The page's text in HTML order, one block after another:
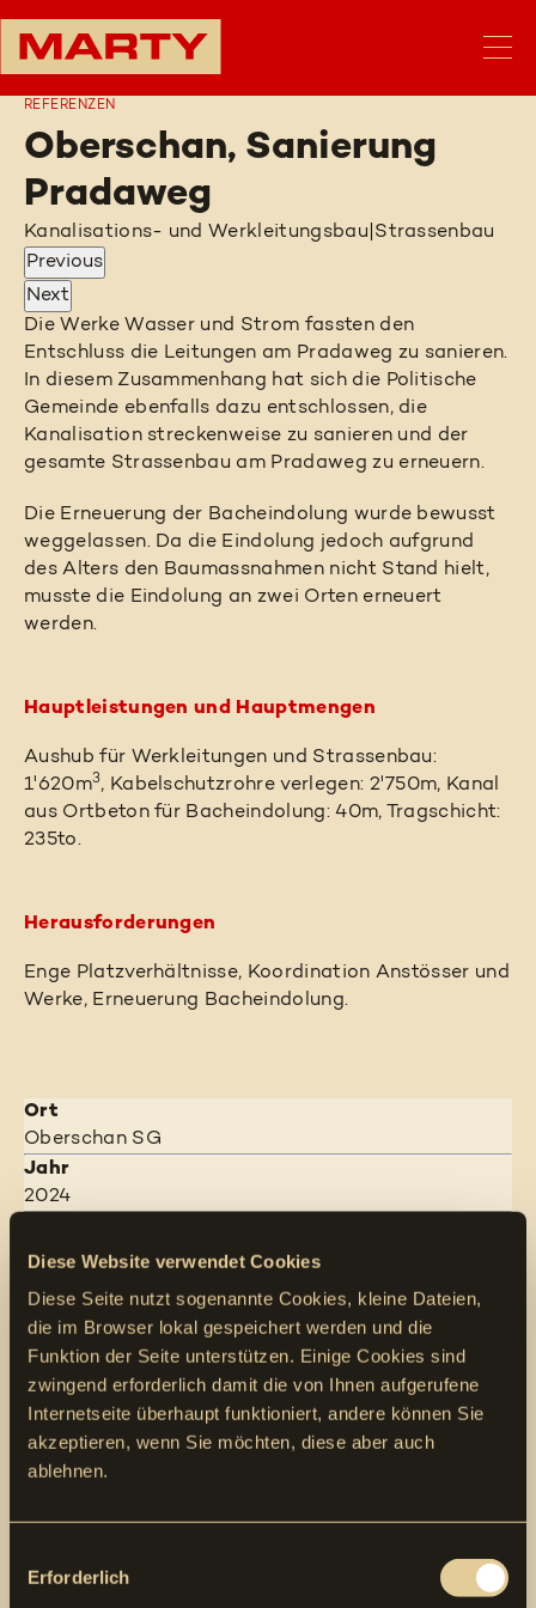
Diese Website verwendet Cookies
Diese Seite nutzt sogenannte Cookies, kleine Dateien,
die im Browser lokal gespeichert werden und die
Funktion der Seite unterstützen. Einige Cookies sind
zwingend erforderlich damit die von Ihnen aufgerufene
Internetseite überhaupt funktioniert, andere können Sie
akzeptieren, wenn Sie möchten, diese aber auch
ablehnen.
Selection
Erforderlich
REFERENZEN
Oberschan, Sanierung
Pradaweg
Kanalisations- und Werkleitungsbau Strassenbau
Previous
Next
Die Werke Wasser und Strom fassten den
Entschluss die Leitungen am Pradaweg zu sanieren.
In diesem Zusammenhang hat sich die Politische
Gemeinde ebenfalls dazu entschlossen, die
Kanalisation streckenweise zu sanieren und der
gesamte Strassenbau am Pradaweg zu erneuern.
Die Erneuerung der Bacheindolung wurde bewusst
weggelassen. Da die Eindolung jedoch aufgrund
des Alters den Baumassnahmen nicht Stand hielt,
musste die Eindolung an zwei Orten erneuert
werden.
Hauptleistungen und Hauptmengen
Aushub für Werkleitungen und Strassenbau:
1'620m3, Kabelschutzrohre verlegen: 2'750m, Kanal
aus Ortbeton für Bacheindolung: 40m, Tragschicht:
235to.
Herausforderungen
Enge Platzverhältnisse, Koordination Anstösser und
Werke, Erneuerung Bacheindolung.
Ort
Oberschan SG
Jahr
2024
9 Monate
Peter Eugster
Politische Gemeinde Wartau
Poststrasse 51
9478 Azmoos
und
9478 Azmoos